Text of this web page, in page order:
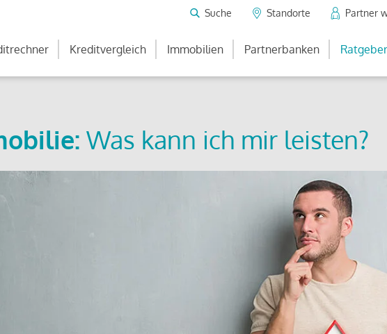
Suche Standorte Partner
Kreditvergleich Immobilien Partnerbanken Ratgeber
Was kann ich mir leisten?